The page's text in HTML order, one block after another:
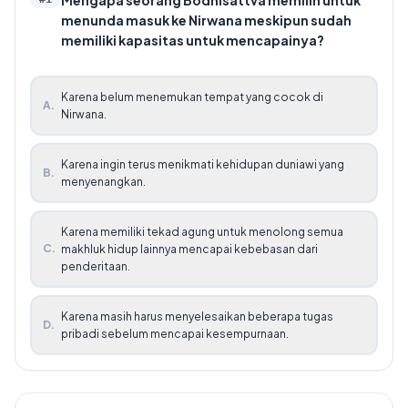
menunda masuk ke Nirwana meskipun sudah
memiliki kapasitas untuk mencapainya?
A.
Karena belum menemukan tempat yang cocok di
Nirwana.
B.
Karena ingin terus menikmati kehidupan duniawi yang
menyenangkan.
C.
Karena memiliki tekad agung untuk menolong semua
makhluk hidup lainnya mencapai kebebasan dari
penderitaan.
D.
Karena masih harus menyelesaikan beberapa tugas
pribadi sebelum mencapai kesempurnaan.